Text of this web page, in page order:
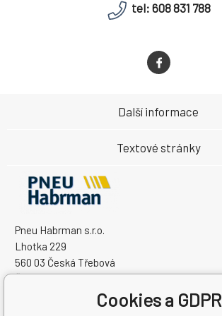
tel: 608 831 788
Pneu Habrman s.r.o.
Lhotka 229
560 03 Česká Třebová
Česká Republika
Další informace
Textové stránky
Cookies a GDPR